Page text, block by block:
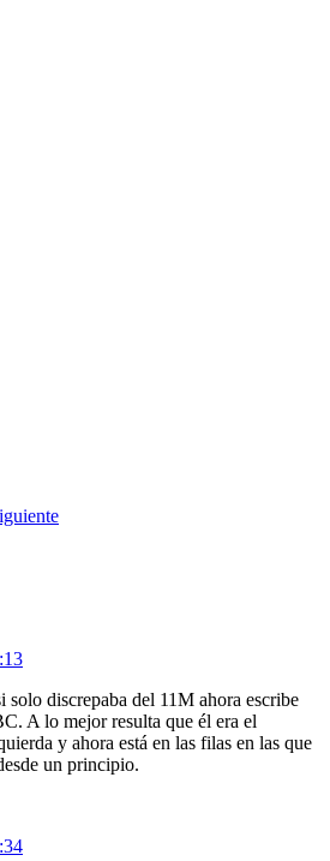
solo discrepaba del 11M ahora escribe
A lo mejor resulta que él era el
y ahora está en las filas en las que
un principio.